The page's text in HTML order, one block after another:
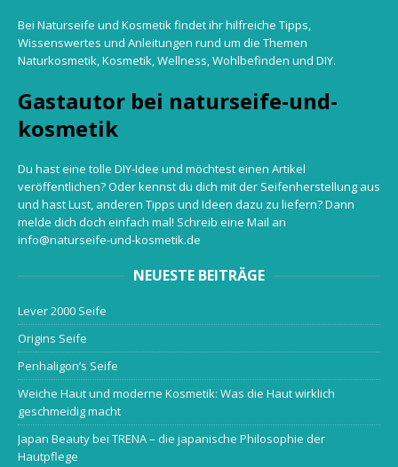
Bei Naturseife und Kosmetik findet ihr hilfreiche Tipps,
Wissenswertes und Anleitungen rund um die Themen
Naturkosmetik, Kosmetik, Wellness, Wohlbefinden und DIY.
Gastautor bei naturseife-und-
kosmetik
Du hast eine tolle DIY-Idee und möchtest einen Artikel
veröffentlichen? Oder kennst du dich mit der Seifenherstellung aus
und hast Lust, anderen Tipps und Ideen dazu zu liefern? Dann
melde dich doch einfach mal! Schreib eine Mail an
info@naturseife-und-kosmetik.de
NEUESTE BEITRÄGE
Lever 2000 Seife
Origins Seife
Penhaligon’s Seife
Weiche Haut und moderne Kosmetik: Was die Haut wirklich
geschmeidig macht
Japan Beauty bei TRENA – die japanische Philosophie der
Hautpflege